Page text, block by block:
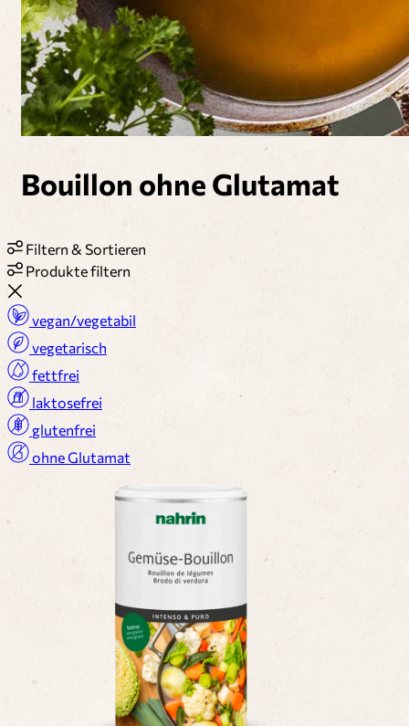
Bouillon ohne Glutamat
Filtern & Sortieren
Produkte filtern
vegan/vegetabil
vegetarisch
fettfrei
laktosefrei
glutenfrei
ohne Glutamat